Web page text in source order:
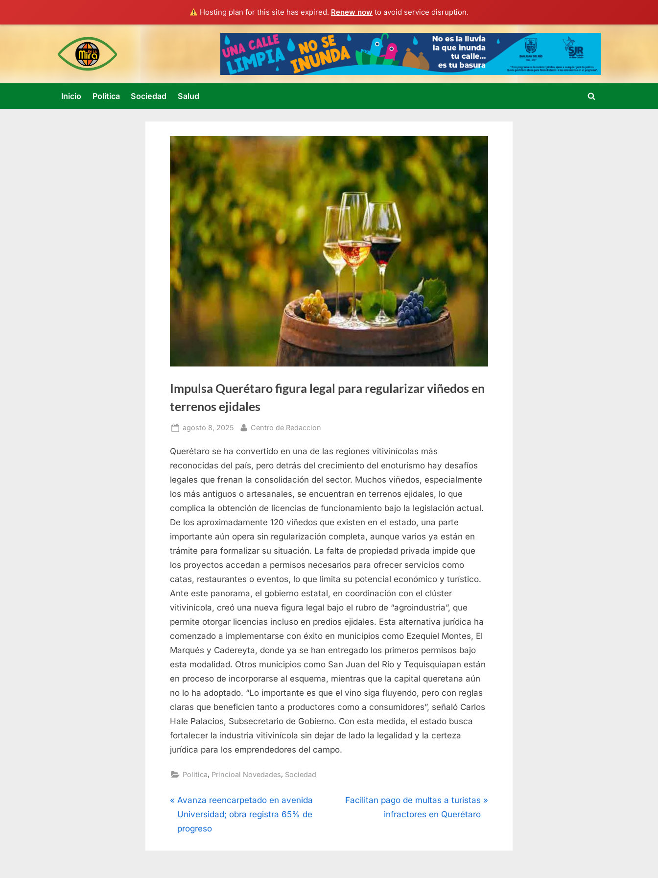
Hosting plan for this site has expired. Renew now to avoid service disruption.
Inicio Politica Sociedad Salud
Toggle
Impulsa Querétaro figura legal para regularizar viñedos en
terrenos ejidales
Posted
agosto 8, 2025 By
Centro de Redaccion
Querétaro se ha convertido en una de las regiones vitivinícolas más
reconocidas del país, pero detrás del crecimiento del enoturismo hay desafíos
legales que frenan la consolidación del sector. Muchos viñedos, especialmente
los más antiguos o artesanales, se encuentran en terrenos ejidales, lo que
complica la obtención de licencias de funcionamiento bajo la legislación actual.
De los aproximadamente 120 viñedos que existen en el estado, una parte
importante aún opera sin regularización completa, aunque varios ya están en
trámite para formalizar su situación. La falta de propiedad privada impide que
los proyectos accedan a permisos necesarios para ofrecer servicios como
catas, restaurantes o eventos, lo que limita su potencial económico y turístico.
Ante este panorama, el gobierno estatal, en coordinación con el clúster
vitivinícola, creó una nueva figura legal bajo el rubro de “agroindustria”, que
permite otorgar licencias incluso en predios ejidales. Esta alternativa jurídica ha
comenzado a implementarse con éxito en municipios como Ezequiel Montes, El
Marqués y Cadereyta, donde ya se han entregado los primeros permisos bajo
esta modalidad. Otros municipios como San Juan del Río y Tequisquiapan están
en proceso de incorporarse al esquema, mientras que la capital queretana aún
no lo ha adoptado. “Lo importante es que el vino siga fluyendo, pero con reglas
claras que beneficien tanto a productores como a consumidores”, señaló Carlos
Hale Palacios, Subsecretario de Gobierno. Con esta medida, el estado busca
fortalecer la industria vitivinícola sin dejar de lado la legalidad y la certeza
jurídica para los emprendedores del campo.
Politica, Princioal Novedades, Sociedad
Navegación
de
P
r
e
Avanza reencarpetado en avenida
Universidad; obra registra 65% de
progreso
N
Facilitan pago de multas a turistas
infractores en Querétaro